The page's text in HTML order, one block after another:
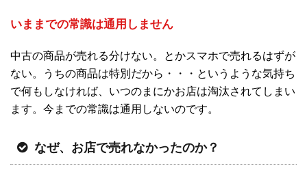
いままでの常識は通用しません
中古の商品が売れる分けない。とかスマホで売れるはずが
ない。うちの商品は特別だから・・・というような気持ち
で何もしなければ、いつのまにかお店は淘汰されてしまい
ます。今までの常識は通用しないのです。
なぜ、お店で売れなかったのか？